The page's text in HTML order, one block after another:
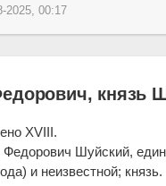
2025, 00:17
князь
XVIII.
Федорович Шуйский,
и неизвестной; князь.